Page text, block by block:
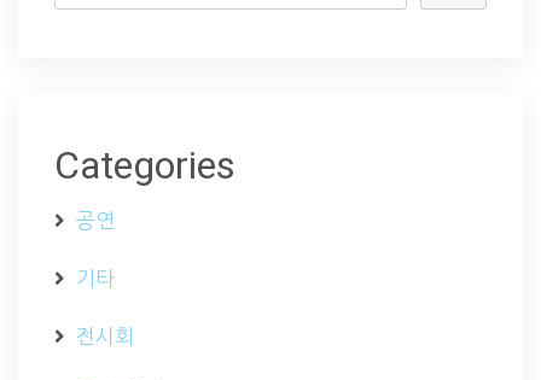
Categories
공연
기타
전시회